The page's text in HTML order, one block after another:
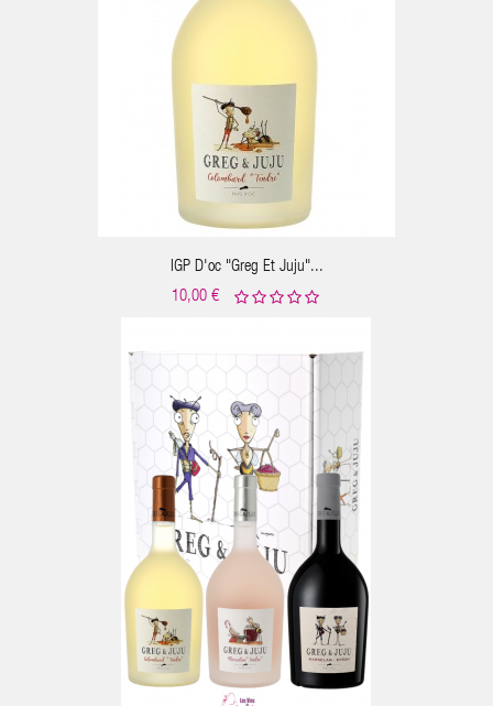
IGP D'oc "Greg Et Juju"...
10,00 €